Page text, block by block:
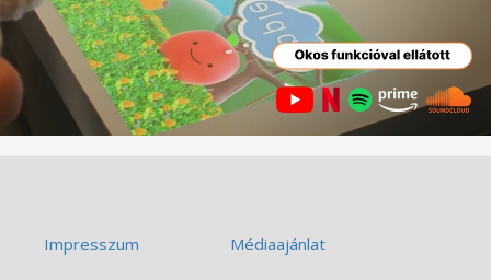
Impresszum
Médiaajánlat